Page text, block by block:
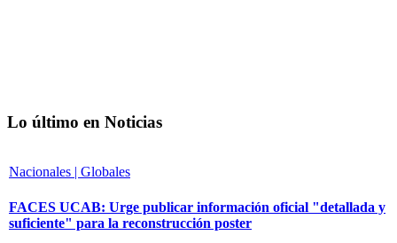
Lo último en Noticias
Nacionales | Globales
FACES UCAB: Urge publicar información oficial "detallada y
suficiente" para la reconstrucción poster